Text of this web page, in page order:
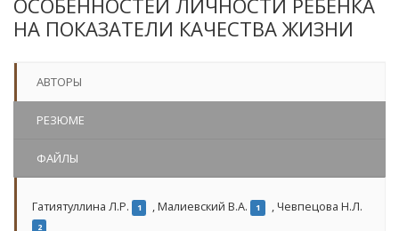
ОСОБЕННОСТЕЙ ЛИЧНОСТИ РЕБЕНКА
НА ПОКАЗАТЕЛИ КАЧЕСТВА ЖИЗНИ
АВТОРЫ
РЕЗЮМЕ
ФАЙЛЫ
Гатиятуллина Л.Р. 1 ,Малиевский В.А. 1 ,Чевпецова Н.Л.
2